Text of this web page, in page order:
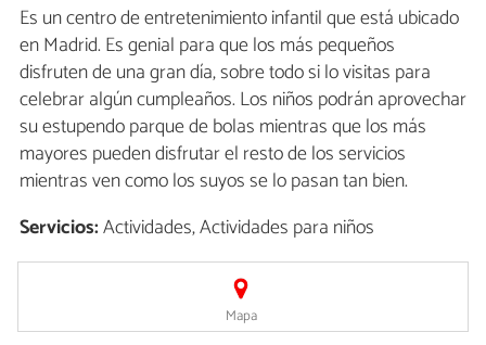
Es un centro de entretenimiento infantil que está ubicado
en Madrid. Es genial para que los más pequeños
disfruten de una gran día, sobre todo si lo visitas para
celebrar algún cumpleaños. Los niños podrán aprovechar
su estupendo parque de bolas mientras que los más
mayores pueden disfrutar el resto de los servicios
mientras ven como los suyos se lo pasan tan bien.
Servicios:Actividades, Actividades para niños
Mapa